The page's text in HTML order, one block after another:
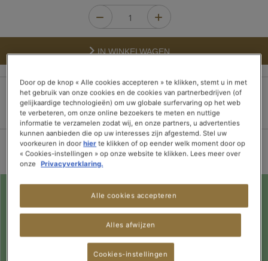
IN WINKELWAGEN
100% veilige betaling
Bezorging binnen 3
dagen
Gratis verzending
vanaf 15 theedozen
Door op de knop « Alle cookies accepteren » te klikken, stemt u in met
het gebruik van onze cookies en de cookies van partnerbedrijven (of
gelijkaardige technologieën) om uw globale surfervaring op het web
te verbeteren, om onze online bezoekers te meten en nuttige
informatie te verzamelen zodat wij, en onze partners, u advertenties
kunnen aanbieden die op uw interesses zijn afgestemd. Stel uw
voorkeuren in doorhier te klikken of op eender welk moment door op
« Cookies-instellingen » op onze website te klikken. Lees meer over
onze
Privacyverklaring.
Alles afwijzen
Alle cookies accepteren
Cookies-instellingen